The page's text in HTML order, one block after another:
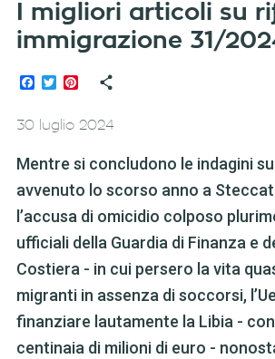
I migliori articoli su
immigrazione 31/
Facebook
TwitterPinterest
30 luglio 2024
Mentre si concludono le indagini
avvenuto lo scorso anno a
l’accusa di omicidio colposo
ufficiali della Guardia di Finanza e
Costiera - in cui persero la vita
migranti in assenza di soccorsi,
finanziare lautamente la Libia -
centinaia di milioni di euro -